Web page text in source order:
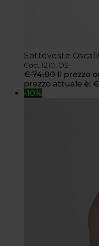
Sottoveste
Cod. 1210_OS
€74,00 Il prezzo
prezzo attuale è:
-10%